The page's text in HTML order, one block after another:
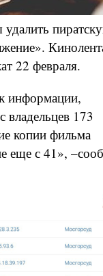
22 февраля.
информации,
владельцев 173
копии фильма
еще с 41»,